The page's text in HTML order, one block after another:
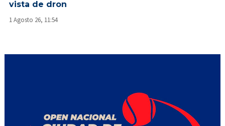
vista de dron
1 Agosto 26, 11:54